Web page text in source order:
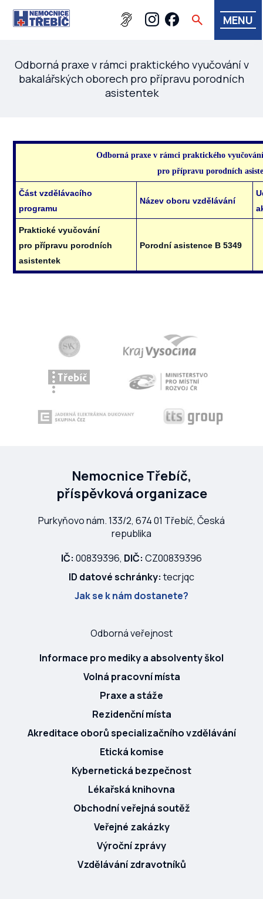
MENU
Odborná praxe v rámci praktického vyučování v
bakalářských oborech pro přípravu porodních
asistentek
Odborná praxe v rámci praktického
pro přípravu porodních
Část vzdělávacího
programu
Název oboru vzdělávání
Praktické vyučování
pro přípravu porodních
asistentek
Porodní asistence B 5349
Nemocnice Třebíč,
příspěvková organizace
Purkyňovo nám. 133/2, 674 01 Třebíč, Česká
republika
IČ: 00839396, DIČ: CZ00839396
ID datové schránky: tecrjqc
Jak se k nám dostanete?
Odborná veřejnost
Informace pro mediky a absolventy škol
Volná pracovní místa
Praxe a stáže
Rezidenční místa
Akreditace oborů specializačního vzdělávání
Etická komise
Kybernetická bezpečnost
Lékařská knihovna
Obchodní veřejná soutěž
Veřejné zakázky
Výroční zprávy
Vzdělávání zdravotníků